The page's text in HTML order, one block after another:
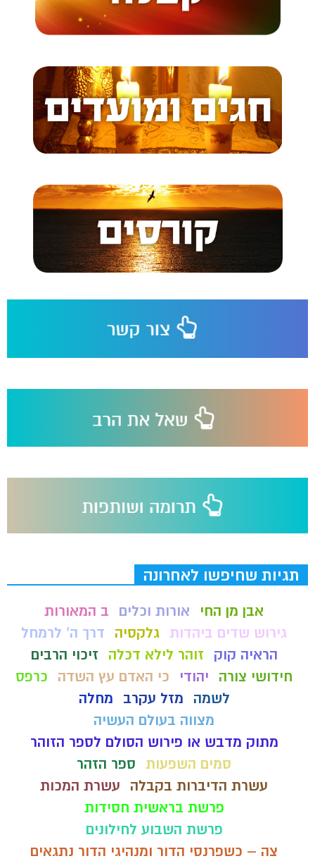
תגיות שחיפשו לאחרונה
אבן מן החי אורות וכלים
ב המאורות
גירוש שדים ביהדות גלקסיה
דרך ה' לרמחל
הראיה קוק
זוהר לילא דכלה
זיכוי הרבים
חידושי צורה
יהודי כי האדם עץ השדה
כרפס
לשמה
מזל עקרב
מחלה
מצווה בעולם העשיה
מתוק מדבש או פירוש הסולם לספר הזוהר
סמים השפעות ספר הזהר
עשרת הדיברות בקבלה
עשרת המכות
פרשת בראשית חסידות
פרשת השבוע לחילונים
צה – כשפרנסי הדור ומנהיגי הדור נתגאים